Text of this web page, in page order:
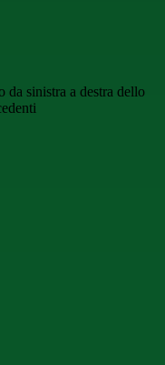
sinistra a destra dello